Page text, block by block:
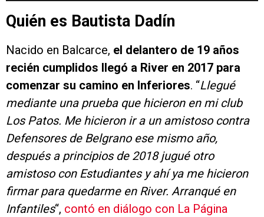
Quién es Bautista Dadín
Nacido en Balcarce, el delantero de 19 años
recién cumplidos llegó a River en 2017 para
comenzar su camino en Inferiores. “Llegué
mediante una prueba que hicieron en mi club
Los Patos. Me hicieron ir a un amistoso contra
Defensores de Belgrano ese mismo año,
después a principios de 2018 jugué otro
amistoso con Estudiantes y ahí ya me hicieron
firmar para quedarme en River. Arranqué en
Infantiles“, contó en diálogo con La Página